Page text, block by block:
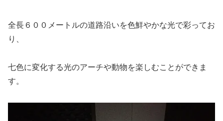
全長６００メートルの道路沿いを色鮮やかな光で彩ってお
り、
七色に変化する光のアーチや動物を楽しむことができま
す。